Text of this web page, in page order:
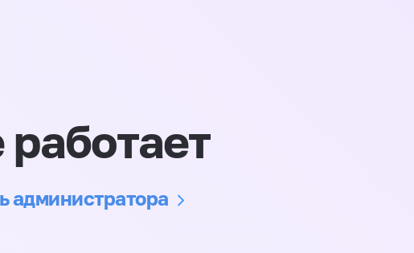
администратора